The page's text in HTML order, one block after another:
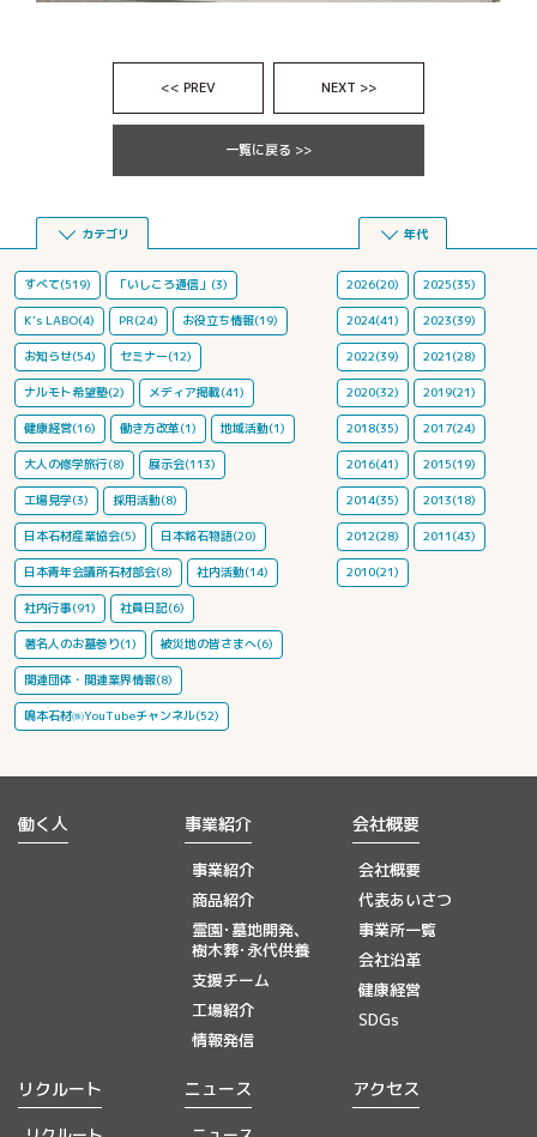
<< PREV NEXT >>
一覧に戻る >>
カテゴリ
すべて(519) 「いしころ通信」(3)
K's LABO(4) PR(24) お役立ち情報(19)
お知らせ(54) セミナー(12)
ナルモト希望塾(2) メディア掲載(41)
健康経営(16) 働き方改革(1) 地域活動(1)
大人の修学旅行(8) 展示会(113)
工場見学(3) 採用活動(8)
日本石材産業協会(5) 日本銘石物語(20)
日本青年会議所石材部会(8) 社内活動(14)
社内行事(91) 社員日記(6)
著名人のお墓参り(1) 被災地の皆さまへ(6)
関連団体・関連業界情報(8)
鳴本石材㈱YouTubeチャンネル(52)
年代
2026(20) 2025(35)
2024(41) 2023(39)
2022(39) 2021(28)
2020(32) 2019(21)
2018(35) 2017(24)
2016(41) 2015(19)
2014(35) 2013(18)
2012(28) 2011(43)
2010(21)
働く人 事業紹介
事業紹介
商品紹介
霊園･墓地開発、
樹木葬･永代供養
支援チーム
工場紹介
情報発信
会社概要
会社概要
代表あいさつ
事業所一覧
会社沿革
健康経営
SDGs
リクルート ニュース アクセス